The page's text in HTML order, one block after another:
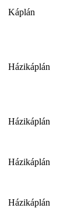
Káplán
Házikáplán
Házikáplán
Házikáplán
Házikáplán